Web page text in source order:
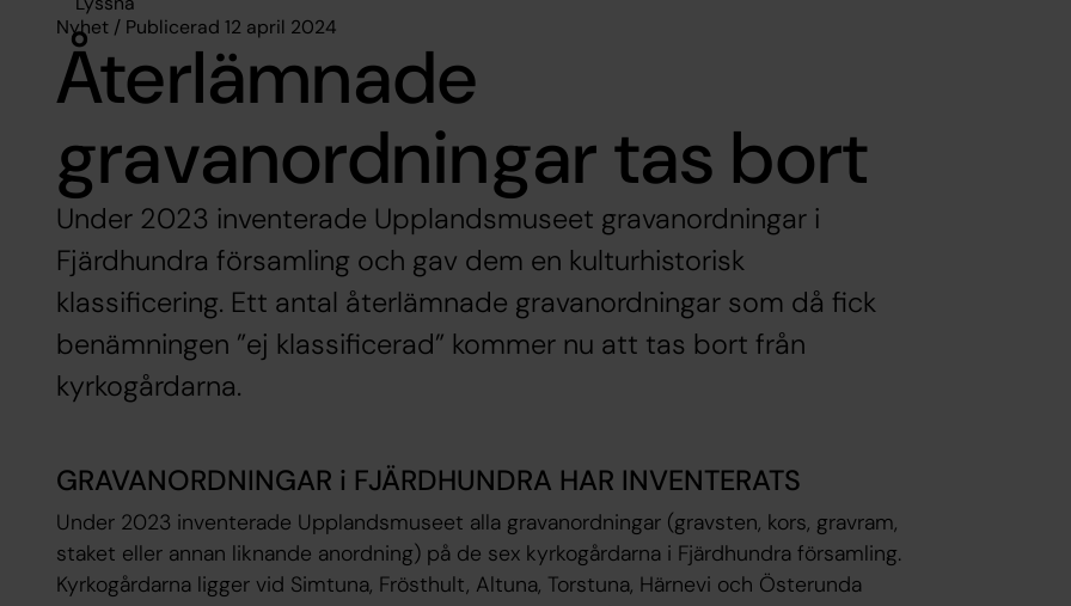
Nyhet / Publicerad 12 april 2024
Återlämnade
gravanordningar tas bort
Under 2023 inventerade Upplandsmuseet gravanordningar i
Fjärdhundra församling och gav dem en kulturhistorisk
klassificering. Ett antal återlämnade gravanordningar som då fick
benämningen ”ej klassificerad” kommer nu att tas bort från
kyrkogårdarna.
GRAVANORDNINGAR i FJÄRDHUNDRA HAR INVENTERATS
Under 2023 inventerade Upplandsmuseet alla gravanordningar (gravsten, kors, gravram,
staket eller annan liknande anordning) på de sex kyrkogårdarna i Fjärdhundra församling.
Kyrkogårdarna ligger vid Simtuna, Frösthult, Altuna, Torstuna, Härnevi och Österunda